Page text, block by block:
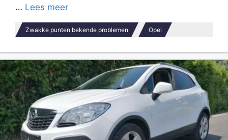
… Lees meer
Zwakke punten bekende problemen Opel